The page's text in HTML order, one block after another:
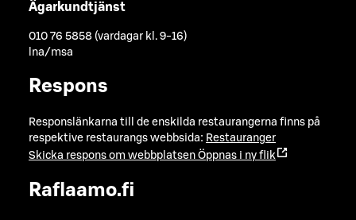
Ägarkundtjänst
010 76 5858 (vardagar kl. 9-16)
lna/msa
Respons
Responslänkarna till de enskilda restaurangerna finns på
respektive restaurangs webbsida: Restauranger
Skicka respons om webbplatsen Öppnas i ny flik
Raflaamo.fi